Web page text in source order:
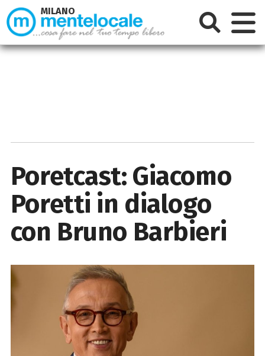
Poretcast: Giacomo
Poretti in dialogo
con Bruno Barbieri
MILANO